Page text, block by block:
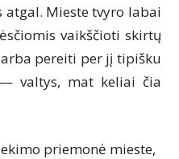
Mieste tvyro labai
vaikščioti skirtų
pereiti per jį tipišku
valtys, mat keliai čia
priemonė mieste,